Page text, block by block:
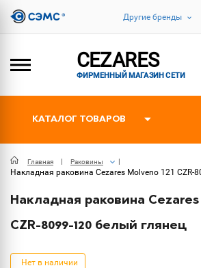
Другие бренды
CEZARES
ФИРМЕННЫЙ МАГАЗИН СЕТИ
КАТАЛОГ ТОВАРОВ
Главная Раковины
Накладная раковина Cezares Molveno 121 CZR-
Накладная раковина Cezares
CZR-8099-120 белый глянец
Нет в наличии